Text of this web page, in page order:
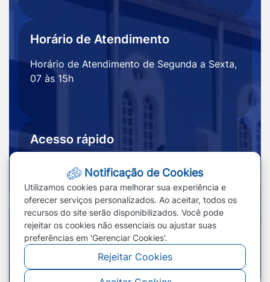
Horário de Atendimento
Horário de Atendimento de Segunda a Sexta,
07 às 15h
Acesso rápido
Transparência
Redefinir cookies
Notificação de Cookies
Utilizamos cookies para melhorar sua experiência e
oferecer serviços personalizados. Ao aceitar, todos os
recursos do site serão disponibilizados. Você pode
rejeitar os cookies não essenciais ou ajustar suas
preferências em 'Gerenciar Cookies'.
Rejeitar Cookies